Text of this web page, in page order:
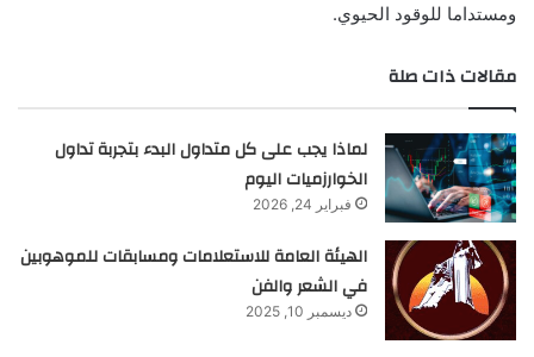
ومستداما للوقود الحيوي.
مقالات ذات صلة
لماذا يجب على كل متداول البدء بتجربة تداول
الخوارزميات اليوم
فبراير 24, 2026
الهيئة العامة للاستعلامات ومسابقات للموهوبين
في الشعر والفن
ديسمبر 10, 2025